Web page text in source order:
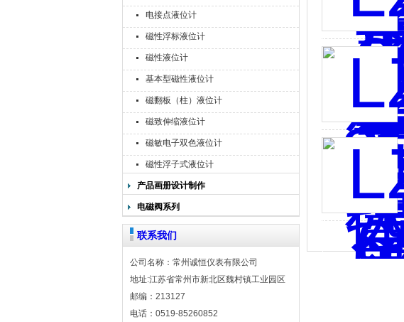
电接点液位计
磁性浮标液位计
磁性液位计
基本型磁性液位计
磁翻板（柱）液位计
磁致伸缩液位计
磁敏电子双色液位计
磁性浮子式液位计
产品画册设计制作
电磁阀系列
联系我们
公司名称：常州诚恒仪表有限公司
地址:江苏省常州市新北区魏村镇工业园区
邮编：213127
电话：0519-85260852